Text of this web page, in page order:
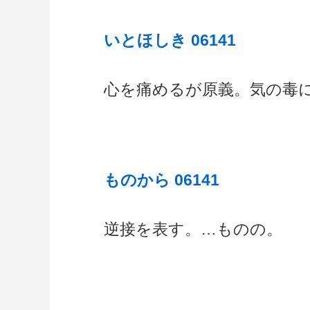
いとほしき 06141
心を痛めるが原義。気の毒
ものから 06141
逆接を表す。…ものの。